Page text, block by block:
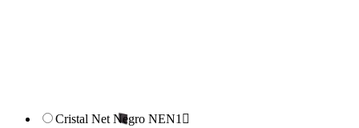
Cristal Net Negro NEN1 